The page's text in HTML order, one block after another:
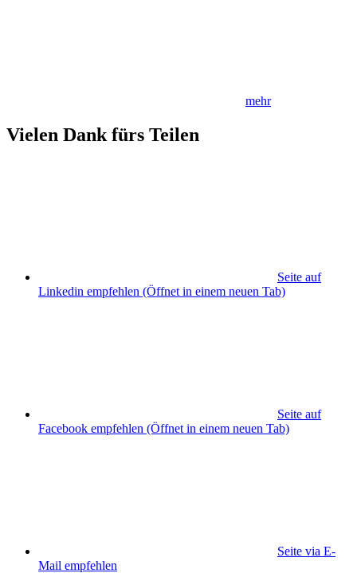
mehr
Vielen Dank fürs Teilen
Seite auf
Linkedin empfehlen (Öffnet in einem neuen Tab)
Seite auf
Facebook empfehlen (Öffnet in einem neuen Tab)
Seite via E-
Mail empfehlen